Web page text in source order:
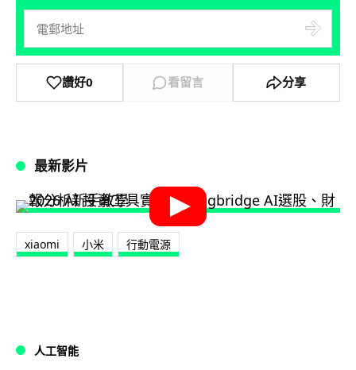
讚好0 看留言 分享
最新影片
xiaomi 小米 行動電源
人工智能